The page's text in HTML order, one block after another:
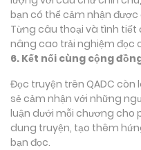
bạn có thể cảm nhận
Từng câu thoại và tình tiết
nâng cao trải nghiệm đọc
6. Kết nối cùng cộng
Đọc truyện trên QADC còn
sẻ cảm nhận với những
luận dưới mỗi chương cho
dung truyện, tạo thêm
bạn đọc.